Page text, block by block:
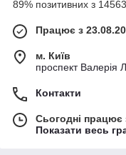
89% позитивних з 14563
Працює з
м. Київ
проспект Валерія
Контакти
Сьогодні працює
Показати весь